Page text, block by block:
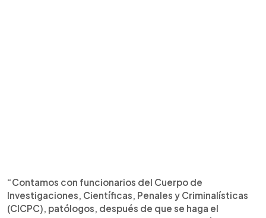
“Contamos con funcionarios del Cuerpo de
Investigaciones, Científicas, Penales y Criminalísticas
(CICPC), patólogos, después de que se haga el